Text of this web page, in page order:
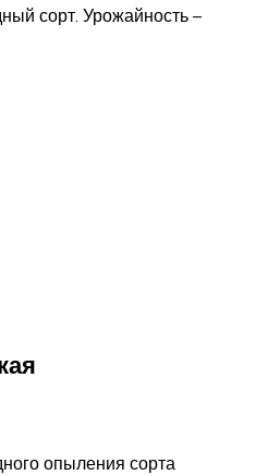
сорт. Урожайность –
опыления сорта